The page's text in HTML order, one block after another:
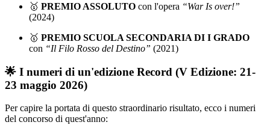
🥇 PREMIO ASSOLUTO con l'opera “War Is over!”
(2024)
🥇 PREMIO SCUOLA SECONDARIA DI I GRADO
con “Il Filo Rosso del Destino” (2021)
🌟 I numeri di un'edizione Record (V Edizione: 21-
23 maggio 2026)
Per capire la portata di questo straordinario risultato, ecco i numeri
del concorso di quest'anno: